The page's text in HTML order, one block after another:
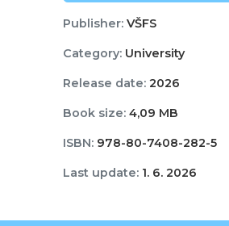
Publisher:VŠFS
Category:University
Release date:2026
Book size:4,09 MB
ISBN:978-80-7408-282-5
Last update:1. 6. 2026